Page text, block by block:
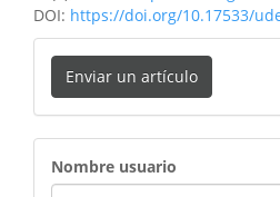
DOI: https://doi.org/10.17533/
Enviar un artículo
ingreso
Nombre usuario